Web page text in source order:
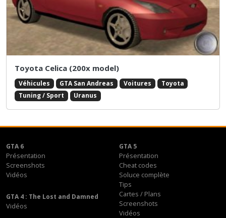
Toyota Celica (200x model)
Véhicules GTA San Andreas Voitures
Toyota
Tuning / Sport
Uranus
GTA 6
Présentation
Screenshots
Vidéos
GTA 5
Présentation
Cheat codes
Soluce complète
Tips
Cartes / Plans
Screenshots
Vidéos
GTA 4 : The Lost and Damned
Vidéos